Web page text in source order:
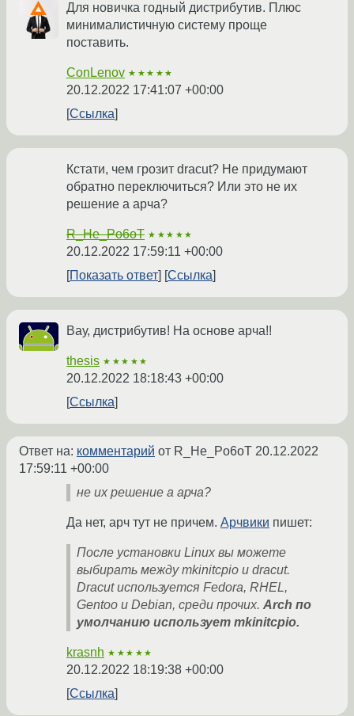
Для новичка годный дистрибутив. Плюс
минималистичную систему проще
поставить.
ConLenov ★★★★★
20.12.2022 17:41:07 +00:00
Ссылка
Кстати, чем грозит dracut? Не придумают
обратно переключиться? Или это не их
решение а арча?
R_He_Po6oT ★★★★★
20.12.2022 17:59:11 +00:00
Показать ответ
Ссылка
Вау, дистрибутив! На основе арча!!
thesis ★★★★★
20.12.2022 18:18:43 +00:00
Ссылка
Ответ на: комментарий от R_He_Po6oT 20.12.2022
17:59:11 +00:00
не их решение а арча?
Да нет, арч тут не причем. Арчвики пишет:
После установки Linux вы можете
выбирать между mkinitcpio и dracut.
Dracut используется Fedora, RHEL,
Gentoo и Debian, среди прочих. Arch по
умолчанию использует mkinitcpio.
krasnh ★★★★★
20.12.2022 18:19:38 +00:00
Ссылка